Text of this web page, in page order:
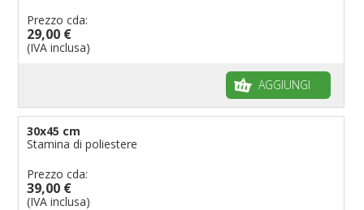
Prezzo cda:
29,00 €
(IVA inclusa)
AGGIUNGI
30x45 cm
Stamina di poliestere
Prezzo cda:
39,00 €
(IVA inclusa)